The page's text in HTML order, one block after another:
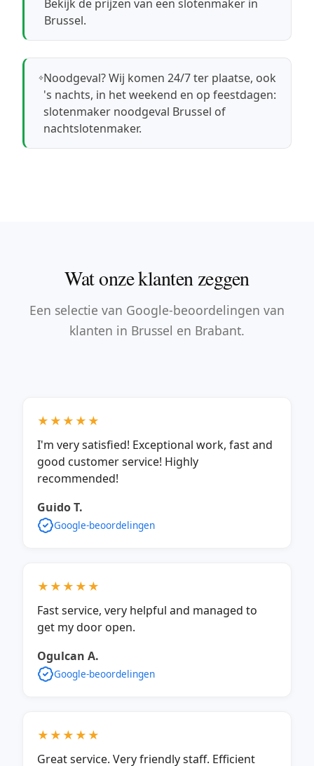
Bekijk de prijzen van een slotenmaker in
Brussel.
Noodgeval? Wij komen 24/7 ter plaatse, ook
's nachts, in het weekend en op feestdagen:
slotenmaker noodgeval Brussel of
nachtslotenmaker.
Wat onze klanten zeggen
Een selectie van Google-beoordelingen van
klanten in Brussel en Brabant.
★★★★★
I'm very satisfied! Exceptional work, fast and
good customer service! Highly
recommended!
Guido T.
Google-beoordelingen
★★★★★
Fast service, very helpful and managed to
get my door open.
Ogulcan A.
Google-beoordelingen
★★★★★
Great service. Very friendly staff. Efficient